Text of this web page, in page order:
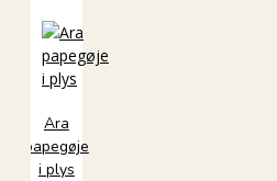
kurv
Ara
papegøje
i plys